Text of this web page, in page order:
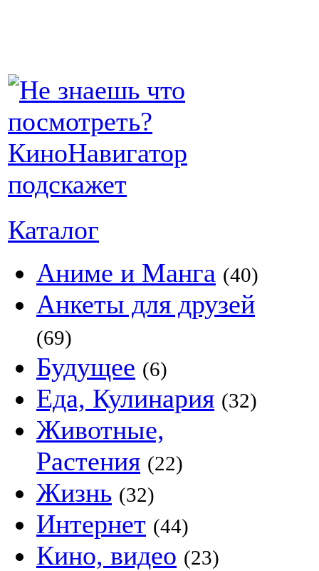
Каталог
Аниме и Манга (40)
Анкеты для друзей
(69)
Будущее (6)
Еда, Кулинария (32)
Животные,
Растения (22)
Жизнь (32)
Интернет (44)
Кино, видео (23)